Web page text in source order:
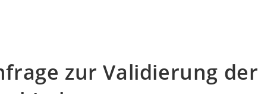
zur Validierung der